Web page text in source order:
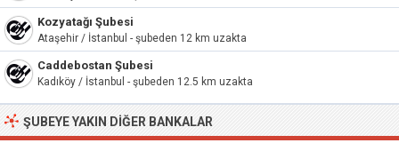
Kozyatağı Şubesi
Ataşehir / İstanbul - şubeden 12 km uzakta
Caddebostan Şubesi
Kadıköy / İstanbul - şubeden 12.5 km uzakta
ŞUBEYE YAKIN DIĞER BANKALAR